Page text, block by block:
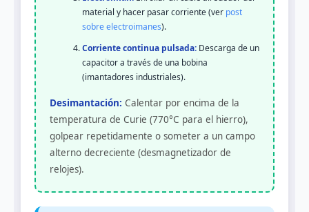
material y hacer pasar corriente (ver post
sobre electroimanes).
Corriente continua pulsada: Descarga de un
capacitor a través de una bobina
(imantadores industriales).
Desimantación: Calentar por encima de la
temperatura de Curie (770°C para el hierro),
golpear repetidamente o someter a un campo
alterno decreciente (desmagnetizador de
relojes).